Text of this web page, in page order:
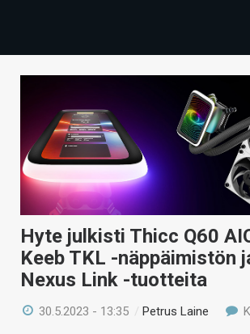
TECHBBS
HINTA.FI
KAUPPA
VAIHDA TEEMA
HAKU
Hyte julkisti Thicc Q60
Keeb TKL -näppäimistön
Nexus Link -tuotteita
30.5.2023 - 13:35 /Petrus Laine